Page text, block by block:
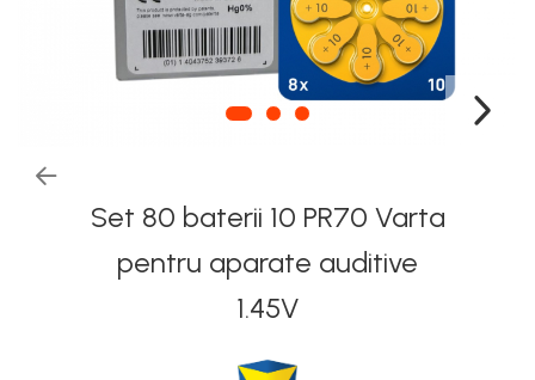
Set 80 baterii 10 PR70 Varta
pentru aparate auditive
1.45V